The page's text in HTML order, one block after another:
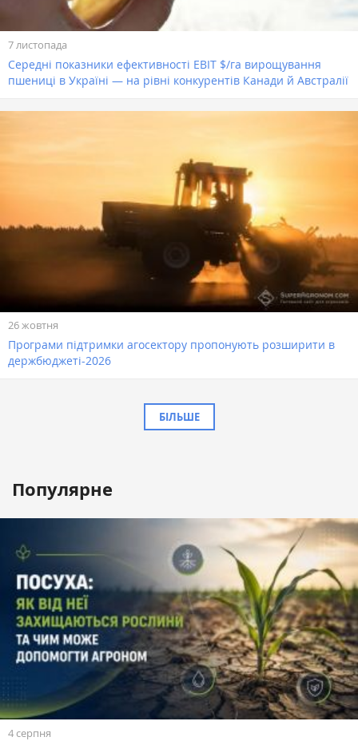
7 листопада
Середні показники ефективності EBIT $/га вирощування
пшениці в Україні — на рівні конкурентів Канади й Австралії
26 жовтня
Програми підтримки агосектору пропонують розширити в
держбюджеті-2026
БІЛЬШЕ
Популярне
4 серпня